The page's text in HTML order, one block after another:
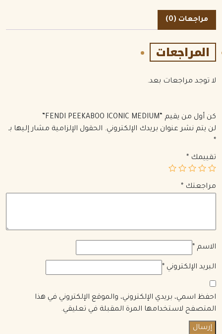
مراجعات (0)
المراجعات
لا توجد مراجعات بعد.
كن أول من يقيم “FENDI PEEKABOO ICONIC MEDIUM”
لن يتم نشر عنوان بريدك الإلكتروني. الحقول الإلزامية مشار إليها بـ
*
تقييمك *
مراجعتك *
الاسم *
البريد الإلكتروني *
احفظ اسمي، بريدي الإلكتروني، والموقع الإلكتروني في هذا
المتصفح لاستخدامها المرة المقبلة في تعليقي.